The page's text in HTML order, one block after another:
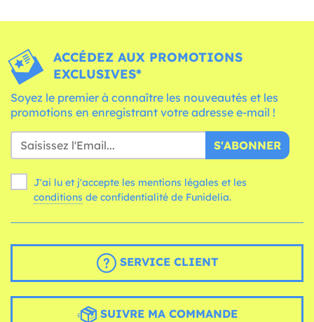
ACCÉDEZ AUX PROMOTIONS
EXCLUSIVES*
Soyez le premier à connaître les nouveautés et les
promotions en enregistrant votre adresse e-mail !
S'ABONNER
J'ai lu et j'accepte les mentions légales et les
conditions de confidentialité de Funidelia.
SERVICE CLIENT
SUIVRE MA COMMANDE